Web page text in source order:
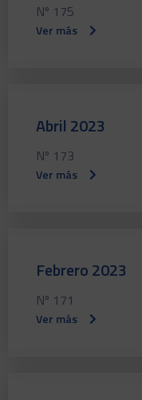
Nº 175
Ver más
Abril 2023
Nº 173
Ver más
Febrero 2023
Nº 171
Ver más